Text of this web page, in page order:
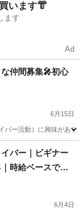
います👘
ます
Ad
仲間募集🎤初心
6月15日
ー活動）に興味があ
バー｜ビギナー
時給ベースで計
6月4日